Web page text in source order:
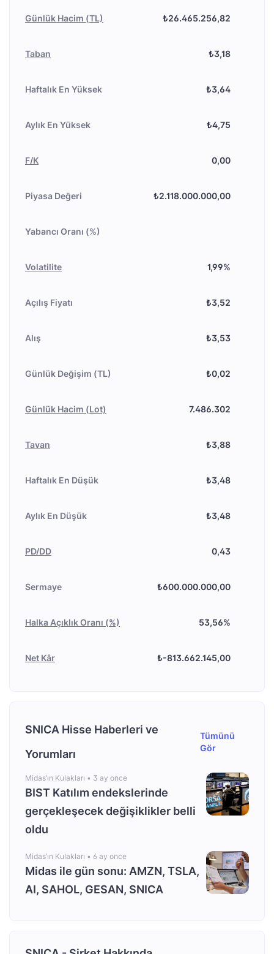
Günlük Hacim (TL) ₺26.465.256,82
Taban ₺3,18
Haftalık En Yüksek ₺3,64
Aylık En Yüksek ₺4,75
F/K 0,00
Piyasa Değeri ₺2.118.000.000,00
Yabancı Oranı (%)
Volatilite 1,99%
Açılış Fiyatı ₺3,52
Alış ₺3,53
Günlük Değişim (TL) ₺0,02
Günlük Hacim (Lot) 7.486.302
Tavan ₺3,88
Haftalık En Düşük ₺3,48
Aylık En Düşük ₺3,48
PD/DD 0,43
Sermaye ₺600.000.000,00
Halka Açıklık Oranı (%) 53,56%
Net Kâr ₺-813.662.145,00
SNICA Hisse Haberleri ve
Yorumları
Tümünü
Gör
Midas’ın Kulakları • 3 ay once
BIST Katılım endekslerinde
gerçekleşecek değişiklikler belli
oldu
Midas’ın Kulakları • 6 ay once
Midas ile gün sonu: AMZN, TSLA,
AI, SAHOL, GESAN, SNICA